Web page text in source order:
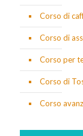
Corso di
Corso di
Corso per
Corso di
Corso